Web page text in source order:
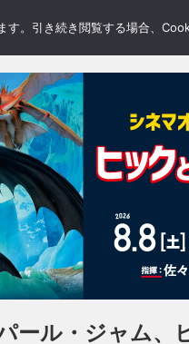
ール・ジャム、
。引き続き閲覧する場合、